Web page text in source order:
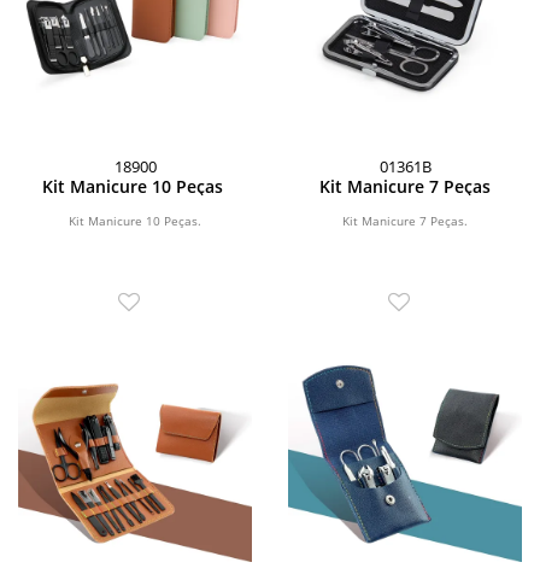
18900
Kit Manicure 10 Peças
Kit Manicure 10 Peças.
01361B
Kit Manicure 7 Peças
Kit Manicure 7 Peças.